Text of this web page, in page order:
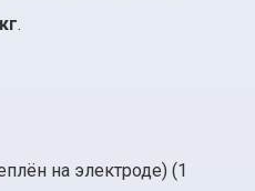
.
на электроде) (1